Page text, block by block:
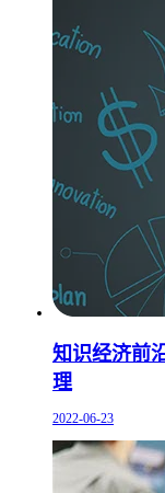
知识经济前
理
2022-06-23